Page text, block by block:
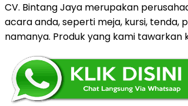
CV. Bintang Jaya merupakan
acara anda, seperti meja, kursi, tenda,
namanya. Produk yang kami tawarkan